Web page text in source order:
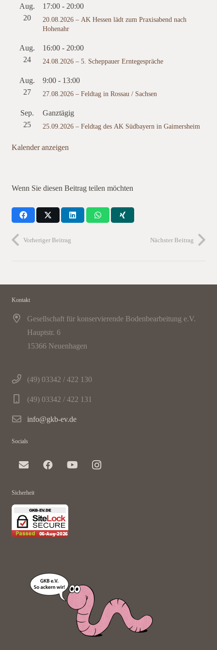
Aug.
20
17:00-20:00
20.08.2026 – AK Hessen lädt zum Praxisabend nach
Hohenahr
Aug.
24
16:00-20:00
24.08.2026 – 5. Scheppauer Erntegespräche
Aug.
27
9:00- 13:00
27.08.2026 – Feldtag in Rossau / Sachsen
Sep.
25
Ganztägig
25.09.2026 – Feldtag des AK Südbayern in Gaimersheim
Kalender anzeigen
Wenn Sie diesen Beitrag teilen möchten
Vorheriger Beitrag Nächster Beitrag
Kontakt
Gesellschaft für konservierende Bodenbearbeitung e.V.
Hauptstr. 6
15366 Neuenhagen
(49) 03342 / 422 130
(49) 03342 / 422 131
info@gkb-ev.de
Socials
Sicherheit